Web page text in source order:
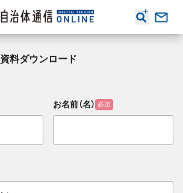
資料ダウンロード
お名前（名） 必須